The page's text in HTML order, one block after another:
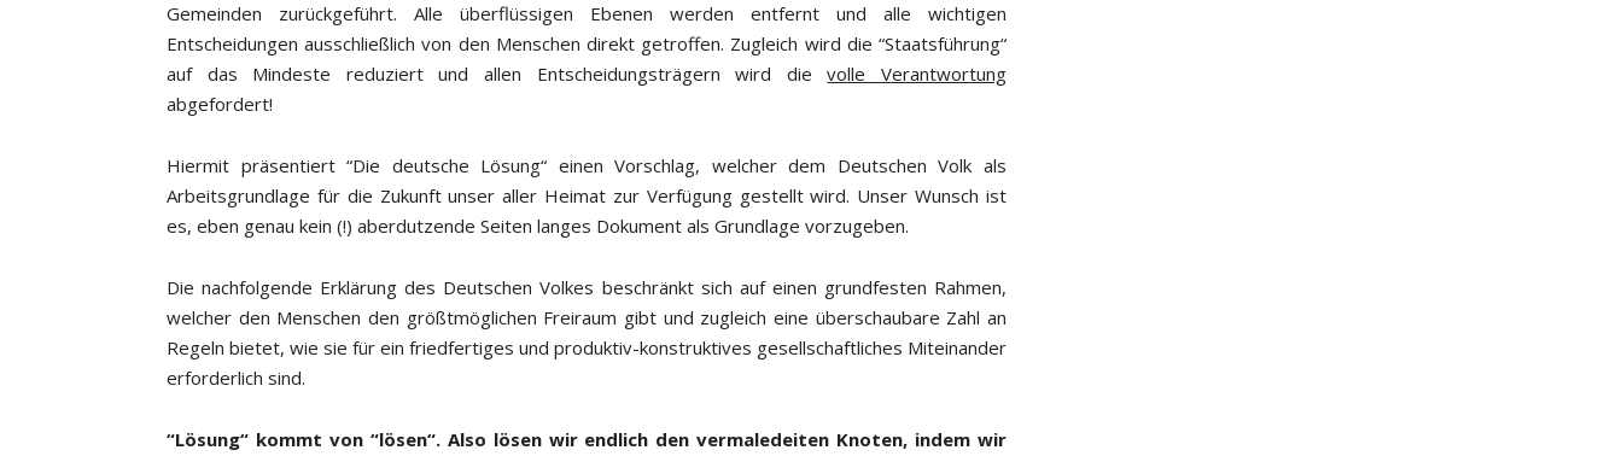
Gemeinden zurückgeführt. Alle überflüssigen Ebenen werden entfernt und alle wichtigen
Entscheidungen ausschließlich von den Menschen direkt getroffen. Zugleich wird die “Staatsführung“
auf das Mindeste reduziert und allen Entscheidungsträgern wird dievolle Verantwortung
abgefordert!
Hiermit präsentiert “Die deutsche Lösung“ einen Vorschlag, welcher dem Deutschen Volk als
Arbeitsgrundlage für die Zukunft unser aller Heimat zur Verfügung gestellt wird. Unser Wunsch ist
es, eben genau kein (!) aberdutzende Seiten langes Dokument als Grundlage vorzugeben.
Die nachfolgende Erklärung des Deutschen Volkes beschränkt sich auf einen grundfesten Rahmen,
welcher den Menschen den größtmöglichen Freiraum gibt und zugleich eine überschaubare Zahl an
Regeln bietet, wie sie für ein friedfertiges und produktiv-konstruktives gesellschaftliches Miteinander
erforderlich sind.
“Lösung“ kommt von “lösen“. Also lösen wir endlich den vermaledeiten Knoten, indem wir